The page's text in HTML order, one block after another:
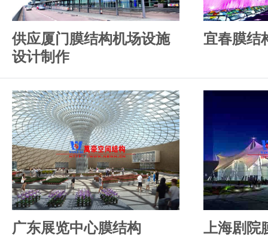
供应厦门膜结构机场设施
设计制作
宜春膜结
广东展览中心膜结构 上海剧院